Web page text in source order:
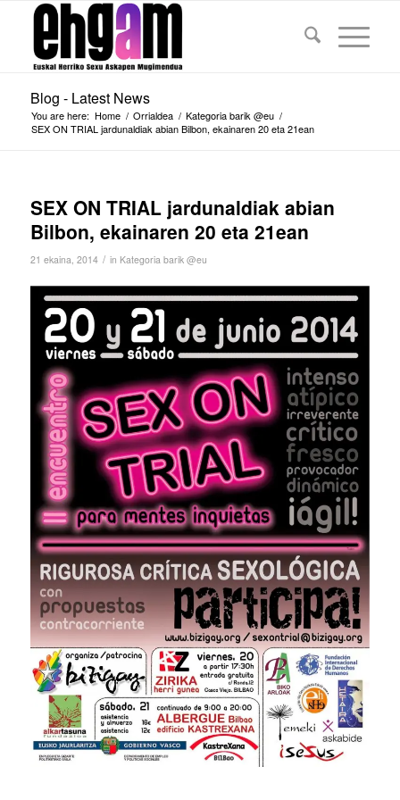
Blog - Latest News
You are here: Home / Orrialdea / Kategoria barik @eu /
SEX ON TRIAL jardunaldiak abian Bilbon, ekainaren 20 eta 21ean
SEX ON TRIAL jardunaldiak abian
Bilbon, ekainaren 20 eta 21ean
21 ekaina, 2014 / in Kategoria barik @eu